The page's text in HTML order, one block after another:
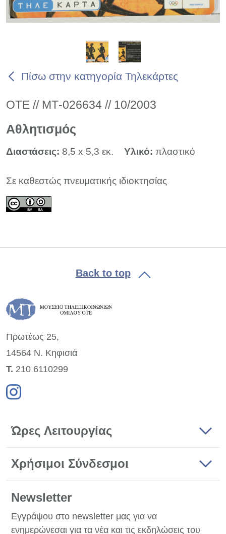
Πίσω στην κατηγορία Τηλεκάρτες
ΟΤΕ // ΜΤ-026634 // 10/2003
Αθλητισμός
Διαστάσεις: 8,5 x 5,3 εκ. Υλικό: πλαστικό
Σε καθεστώς πνευματικής ιδιοκτησίας
Back to top
Πρωτέως 25,
14564 Ν. Κηφισιά
Τ. 210 6110299
Ώρες Λειτουργίας
Χρήσιμοι Σύνδεσμοι
Newsletter
Εγγράψου στο newsletter μας για να
ενημερώνεσαι για τα νέα και τις εκδηλώσεις του